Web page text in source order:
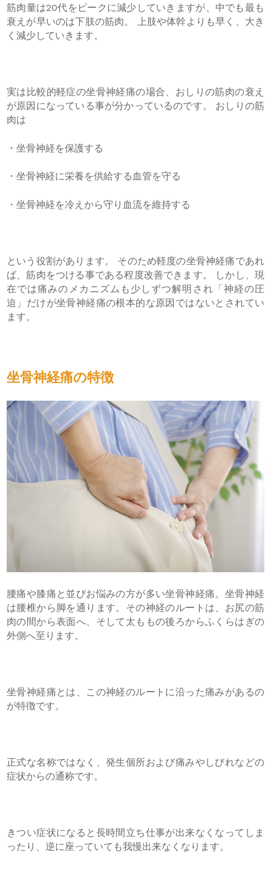
筋肉量は20代をピークに減少していきますが、中でも最も
衰えが早いのは下肢の筋肉。 上肢や体幹よりも早く、大き
く減少していきます。
実は比較的軽症の坐骨神経痛の場合、おしりの筋肉の衰え
が原因になっている事が分かっているのです。 おしりの筋
肉は
・坐骨神経を保護する
・坐骨神経に栄養を供給する血管を守る
・坐骨神経を冷えから守り血流を維持する
という役割があります。 そのため軽度の坐骨神経痛であれ
ば、筋肉をつける事である程度改善できます。 しかし、現
在では痛みのメカニズムも少しずつ解明され「神経の圧
迫」だけが坐骨神経痛の根本的な原因ではないとされてい
ます。
坐骨神経痛の特徴
腰痛や膝痛と並びお悩みの方が多い坐骨神経痛。坐骨神経
は腰椎から脚を通ります。その神経のルートは、お尻の筋
肉の間から表面へ、そして太ももの後ろからふくらはぎの
外側へ至ります。
坐骨神経痛とは、この神経のルートに沿った痛みがあるの
が特徴です。
正式な名称ではなく、発生個所および痛みやしびれなどの
症状からの通称です。
きつい症状になると長時間立ち仕事が出来なくなってしま
ったり、逆に座っていても我慢出来なくなります。